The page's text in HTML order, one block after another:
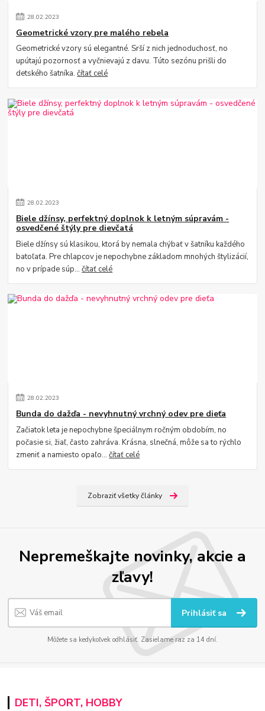
28.02.2023
Geometrické vzory pre malého rebela
Geometrické vzory sú elegantné. Srší z nich jednoduchosť, no
upútajú pozornosť a vyčnievajú z davu. Túto sezónu prišli do
detského šatníka.čítať celé
28.02.2023
Biele džínsy, perfektný doplnok k letným súpravám -
osvedčené štýly pre dievčatá
Biele džínsy sú klasikou, ktorá by nemala chýbať v šatníku každého
batoľaťa. Pre chlapcov je nepochybne základom mnohých štylizácií,
no v prípade súp...čítať celé
28.02.2023
Bunda do dažďa - nevyhnutný vrchný odev pre dieťa
Začiatok leta je nepochybne špeciálnym ročným obdobím, no
počasie si, žiaľ, často zahráva. Krásna, slnečná, môže sa to rýchlo
zmeniť a namiesto opaľo...čítať celé
Zobraziť všetky články
Nepremeškajte novinky, akcie a
zľavy!
Prihlásiť sa
Môžete sa kedykoľvek odhlásiť. Zasielame raz za 14 dní.
DETI, ŠPORT, HOBBY